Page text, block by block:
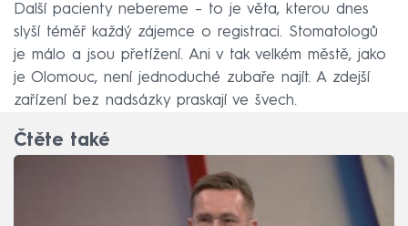
Další pacienty nebereme – to je věta, kterou dnes
slyší téměř každý zájemce o registraci. Stomatologů
je málo a jsou přetížení. Ani v tak velkém městě, jako
je Olomouc, není jednoduché zubaře najít. A zdejší
zařízení bez nadsázky praskají ve švech.
Čtěte také